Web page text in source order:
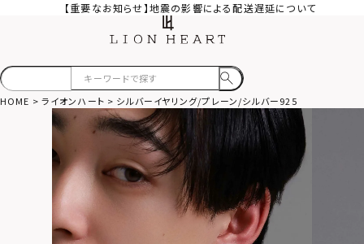
【重要なお知らせ】地震の影響による配送遅延について
HOME ライオンハート シルバーイヤリング/プレーン/シルバー925